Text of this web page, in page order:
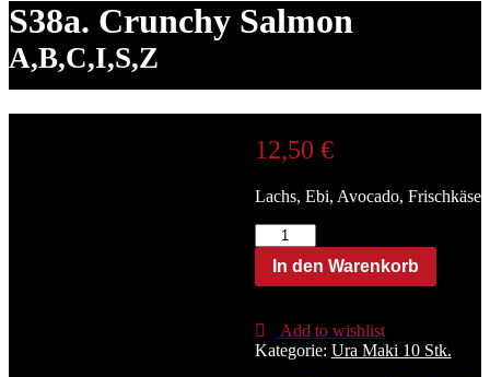
S38a. Crunchy Salmon
A,B,C,I,S,Z
12,50 €
Lachs, Ebi, Avocado, Frischkäse
S38a.
Crunchy
Salmon
A,B,C,I,S,Z
In den Warenkorb
Add to wishlist
Kategorie: Ura Maki 10 Stk.